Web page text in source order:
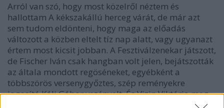
Arról van szó, hogy most közelről néztem és
hallottam A kékszakállú herceg várát, de már azt
sem tudom eldönteni, hogy maga az előadás
változott a közben eltelt tíz nap alatt, vagy ugyanazt
értem most kicsit jobban. A Fesztiválzenekar játszott,
de Fischer Iván csak hangban volt jelen, bejátszották
az általa mondott regöséneket, egyébként a
többszörös versenygyőztes, szép reményekre
jogosító Káli Gábor vezényelt. És Vizin Viktória meg